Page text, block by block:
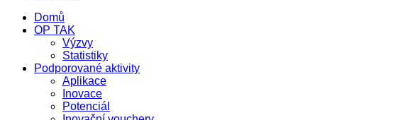
Domů
OP TAK
Výzvy
Statistiky
Podporované aktivity
Aplikace
Inovace
Potenciál